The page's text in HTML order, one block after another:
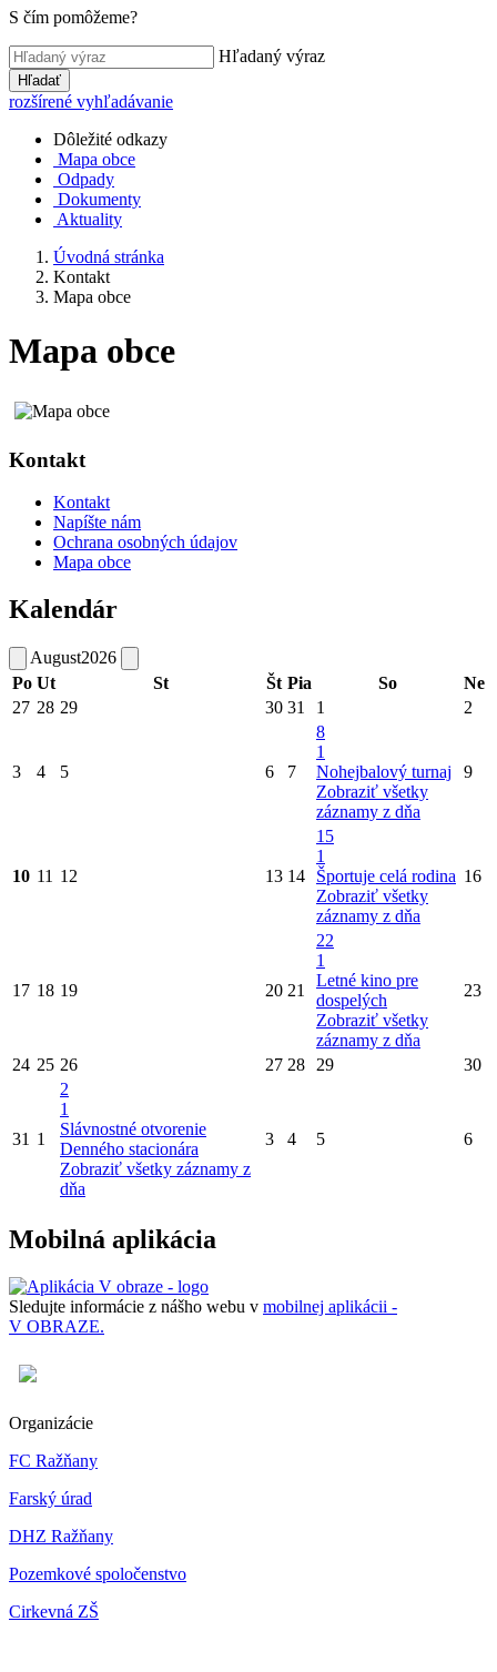
S čím pomôžeme?
Hľadaný výraz
Hľadať
rozšírené vyhľadávanie
Dôležité odkazy
Mapa obce
Odpady
Dokumenty
Aktuality
Úvodná stránka
Kontakt
Mapa obce
Mapa obce
Kontakt
Kontakt
Napíšte nám
Ochrana osobných údajov
Mapa obce
Kalendár
August2026
Po Ut St Št Pia So
Ne
27 28 29 30 31 1 2
3 4 5 6 7
8
1
Nohejbalový turnaj
Zobraziť všetky
záznamy z dňa
9
10 11 12 13 14
15
1
Športuje celá rodina
Zobraziť všetky
záznamy z dňa
16
17 18 19 20 21
22
1
Letné kino pre
dospelých
Zobraziť všetky
záznamy z dňa
23
24 25 26 27 28 29 30
31 1
2
1
Slávnostné otvorenie
Denného stacionára
Zobraziť všetky záznamy z
dňa
3 4 5 6
Mobilná aplikácia
Sledujte informácie z nášho webu v mobilnej aplikácii -
V OBRAZE.
Organizácie
FC Ražňany
Farský úrad
DHZ Ražňany
Pozemkové spoločenstvo
Cirkevná ZŠ